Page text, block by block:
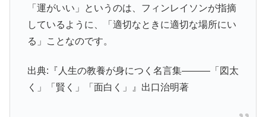
「運がいい」というのは、フィンレイソンが指摘
しているように、「適切なときに適切な場所にい
る」ことなのです。
出典:『人生の教養が身につく名言集―――「図太
く」「賢く」「面白く」』出口治明著